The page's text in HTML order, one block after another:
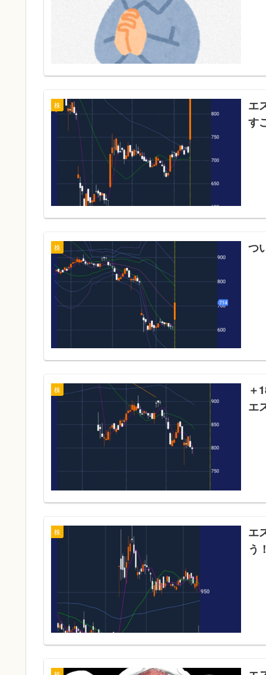
株
エ
す
株 つ
株
＋
エ
株
エ
う